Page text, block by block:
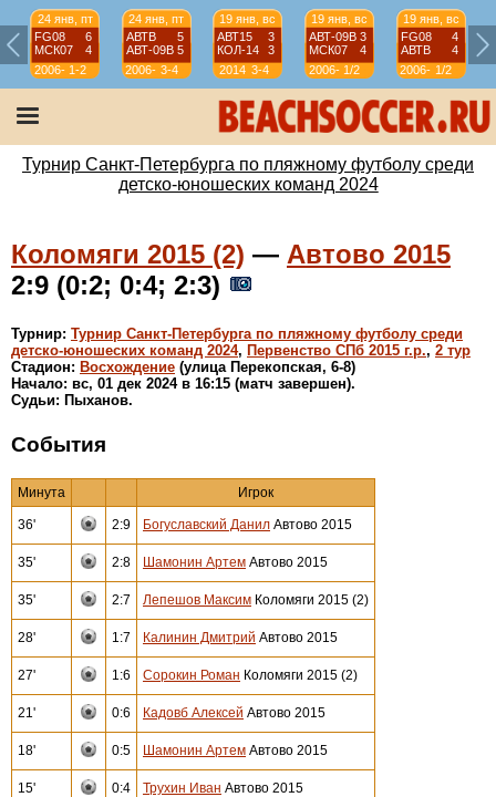
24 янв, пт
FG08
6
МСК07
4
2006-
07
1-2
24 янв, пт
АВТВ
5
АВТ-09B 5
2006-
07
3-4
19 янв, вс
АВТ15
3
КОЛ-14
3
2014 3-4
19 янв, вс
АВТ-09B 3
МСК07
4
2006-
07
1/2
19 янв, вс
FG08
4
АВТВ
4
2006-
07
1/2
Турнир Санкт-Петербурга по пляжному футболу среди
детско-юношеских команд 2024
Коломяги 2015 (2) — Автово 2015
2:9 (0:2; 0:4; 2:3)
Турнир: Турнир Санкт-Петербурга по пляжному футболу среди
детско-юношеских команд 2024, Первенство СПб 2015 г.р., 2 тур
Стадион: Восхождение (улица Перекопская, 6-8)
Начало: вс, 01 дек 2024 в 16:15 (матч завершен).
Судьи: Пыханов.
События
Минута Игрок
36' 2:9 Богуславский Данил Автово 2015
35' 2:8 Шамонин Артем Автово 2015
35' 2:7 Лепешов Максим Коломяги 2015 (2)
28' 1:7 Калинин Дмитрий Автово 2015
27' 1:6 Сорокин Роман Коломяги 2015 (2)
21' 0:6 Кадовб Алексей Автово 2015
18' 0:5 Шамонин Артем Автово 2015
15' 0:4 Трухин Иван Автово 2015